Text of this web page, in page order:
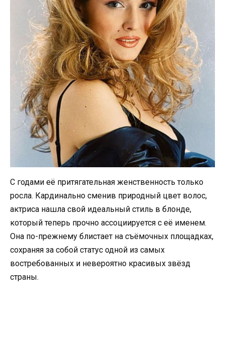
С годами её притягательная женственность только
росла. Кардинально сменив природный цвет волос,
актриса нашла свой идеальный стиль в блонде,
который теперь прочно ассоциируется с её именем.
Она по-прежнему блистает на съёмочных площадках,
сохраняя за собой статус одной из самых
востребованных и невероятно красивых звёзд
страны.